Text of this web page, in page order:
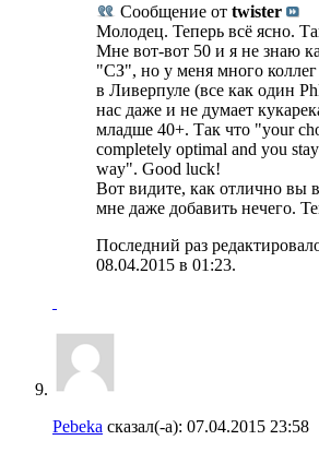
Сообщение от twister
Молодец. Теперь всё ясно.
Мне вот-вот 50 и я не знаю
"СЗ", но у меня много
в Ливерпуле (все как один
нас даже и не думает
младше 40+. Так что "your
completely optimal and you
way". Good luck!
Вот видите, как отлично вы
мне даже добавить нечего.
Последний раз
08.04.2015 в 01:23.
Pebeka сказал(-а): 07.04.2015 23:58